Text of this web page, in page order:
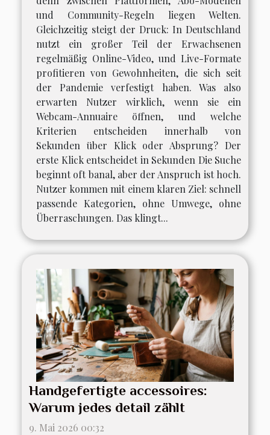
und Community-Regeln liegen Welten.
Gleichzeitig steigt der Druck: In Deutschland
nutzt ein großer Teil der Erwachsenen
regelmäßig Online-Video, und Live-Formate
profitieren von Gewohnheiten, die sich seit
der Pandemie verfestigt haben. Was also
erwarten Nutzer wirklich, wenn sie ein
Webcam-Annuaire öffnen, und welche
Kriterien entscheiden innerhalb von
Sekunden über Klick oder Absprung? Der
erste Klick entscheidet in Sekunden Die Suche
beginnt oft banal, aber der Anspruch ist hoch.
Nutzer kommen mit einem klaren Ziel: schnell
passende Kategorien, ohne Umwege, ohne
Überraschungen. Das klingt...
Handgefertigte accessoires:
Warum jedes detail zählt
9. Mai 2026 00:32